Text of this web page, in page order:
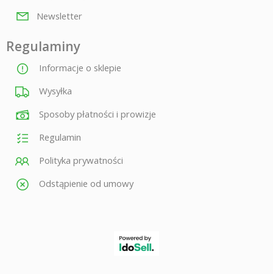
Newsletter
Regulaminy
Informacje o sklepie
Wysyłka
Sposoby płatności i prowizje
Regulamin
Polityka prywatności
Odstąpienie od umowy